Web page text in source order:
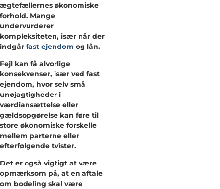
ægtefællernes økonomiske
forhold. Mange
undervurderer
kompleksiteten, især når der
indgår fast ejendom og lån.
Fejl kan få alvorlige
konsekvenser, især ved fast
ejendom, hvor selv små
unøjagtigheder i
værdiansættelse eller
gældsopgørelse kan føre til
store økonomiske forskelle
mellem parterne eller
efterfølgende tvister.
Det er også vigtigt at være
opmærksom på, at en aftale
om bodeling skal være